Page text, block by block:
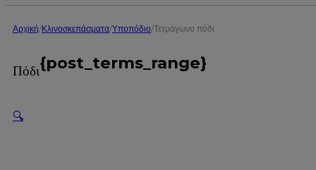
Αρχική/Κλινοσκεπάσματα/Υποπόδιο/Τετράγωνο πόδι
Πόδι{post_terms_range}
🔍